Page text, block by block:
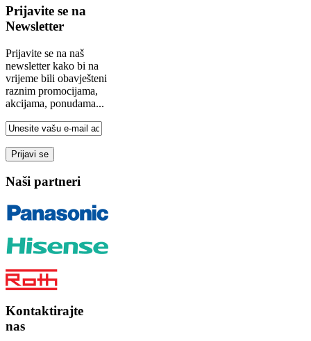
Prijavite se na
Newsletter
Prijavite se na naš
newsletter kako bi na
vrijeme bili obavješteni
raznim promocijama,
akcijama, ponudama...
Naši partneri
Kontaktirajte
nas